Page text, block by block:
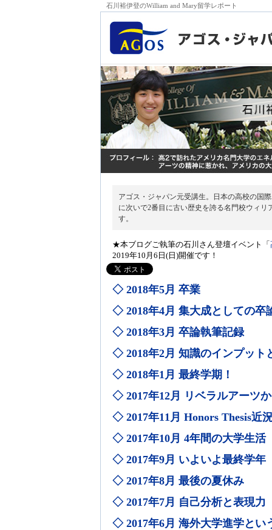
石川裕伊登のWilliam and Mary留学レポート
アゴス・ジャパン元受講生。日本の高校の国
に次いで2番目に古い歴史を誇る名門校ウィ
す。
★本ブログご執筆の石川さん登壇イベント「
2019年10月6日(日)開催です！
◇ 2018年5月 卒業
◇ 2018年4月 集大成としての卒
◇ 2018年3月 卒論執筆記録
◇ 2018年2月 知識のインプット
◇ 2018年1月 最終学期！
◇ 2017年12月 リベラルアーツ
◇ 2017年11月 Honors Thesis近
◇ 2017年10月 4年間の大学生活
◇ 2017年9月 いよいよ最終学年
◇ 2017年8月 最後の夏休み
◇ 2017年7月 自己分析と表現力
◇ 2017年6月 海外大学進学とい